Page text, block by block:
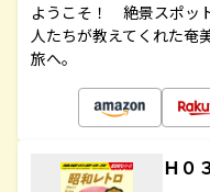
ようこそ！ 絶景スポッ
人たちが教えてくれた奄
旅へ。
Ｈ０